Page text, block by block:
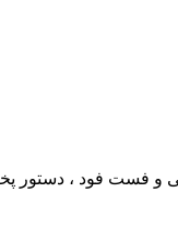
و فست فود ، دستور